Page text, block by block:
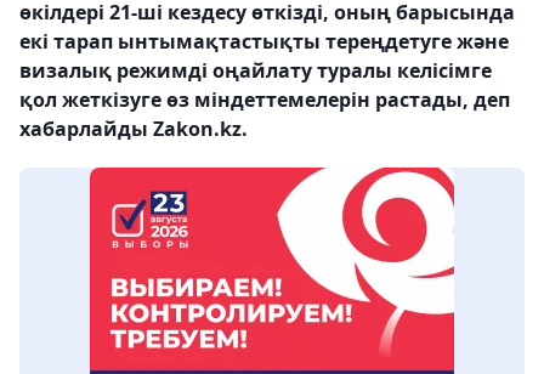
өкілдері 21-ші кездесу өткізді, оның барысында
екі тарап ынтымақтастықты тереңдетуге және
визалық режимді оңайлату туралы келісімге
қол жеткізуге өз міндеттемелерін растады, деп
хабарлайды Zakon.kz.